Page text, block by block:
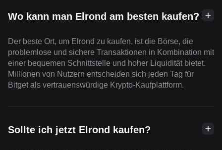
Wo kann man Elrond am besten kaufen?
Der beste Ort, um Elrond zu kaufen, ist die Börse, die
problemlose und sichere Transaktionen in Kombination mit
einer bequemen Schnittstelle und hoher Liquidität bietet.
Millionen von Nutzern entscheiden sich jeden Tag für
Bitget als vertrauenswürdige Krypto-Kaufplattform.
Sollte ich jetzt Elrond kaufen?